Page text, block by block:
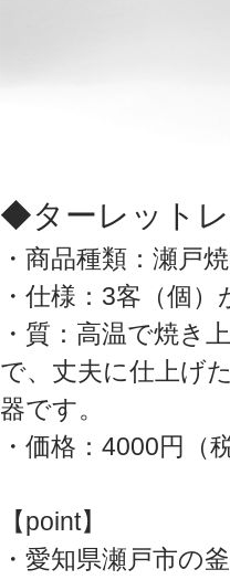
◆ターレット
・商品種類：瀬戸
・仕様：3客（個
・質：高温で焼き
で、丈夫に仕上げ
器です。
・価格：4000円（
【point】
・愛知県瀬戸市の